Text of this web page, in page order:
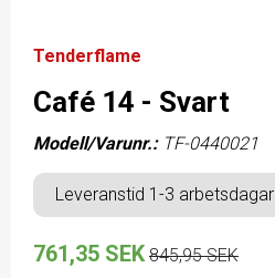
Tenderflame
Café 14 - Svart
Modell/Varunr.: TF-0440021
Leveranstid 1-3 arbetsdagar
761,35 SEK 845,95 SEK